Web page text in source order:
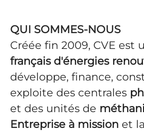
QUI SOMMES-NOUS
Créée fin 2009, CVE est
français d'énergies
développe, finance,
exploite des centrales
et des unités de
Entreprise à mission et